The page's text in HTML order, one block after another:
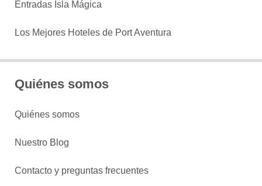
Entradas Isla Mágica
Los Mejores Hoteles de Port Aventura
Quiénes somos
Quiénes somos
Nuestro Blog
Contacto y preguntas frecuentes